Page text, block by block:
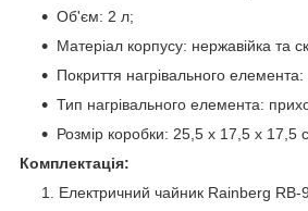
Об'єм: 2 л;
Матеріал корпусу: нержавійка та
Покриття нагрівального елемента:
Тип нагрівального елемента:
Розмір коробки: 25,5 х 17,5 х 17,5
Комплектація:
Електричний чайник Rainberg RB-